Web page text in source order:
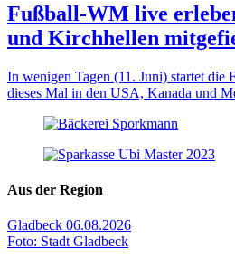
Fußball-WM live
und Kirchhellen
In wenigen Tagen (11. Juni) startet die
dieses Mal in den USA, Kanada und
Aus der Region
Gladbeck 06.08.2026
Foto: Stadt Gladbeck